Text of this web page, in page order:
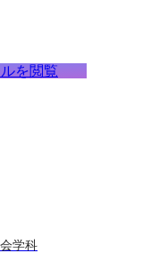
を閲覧
学科